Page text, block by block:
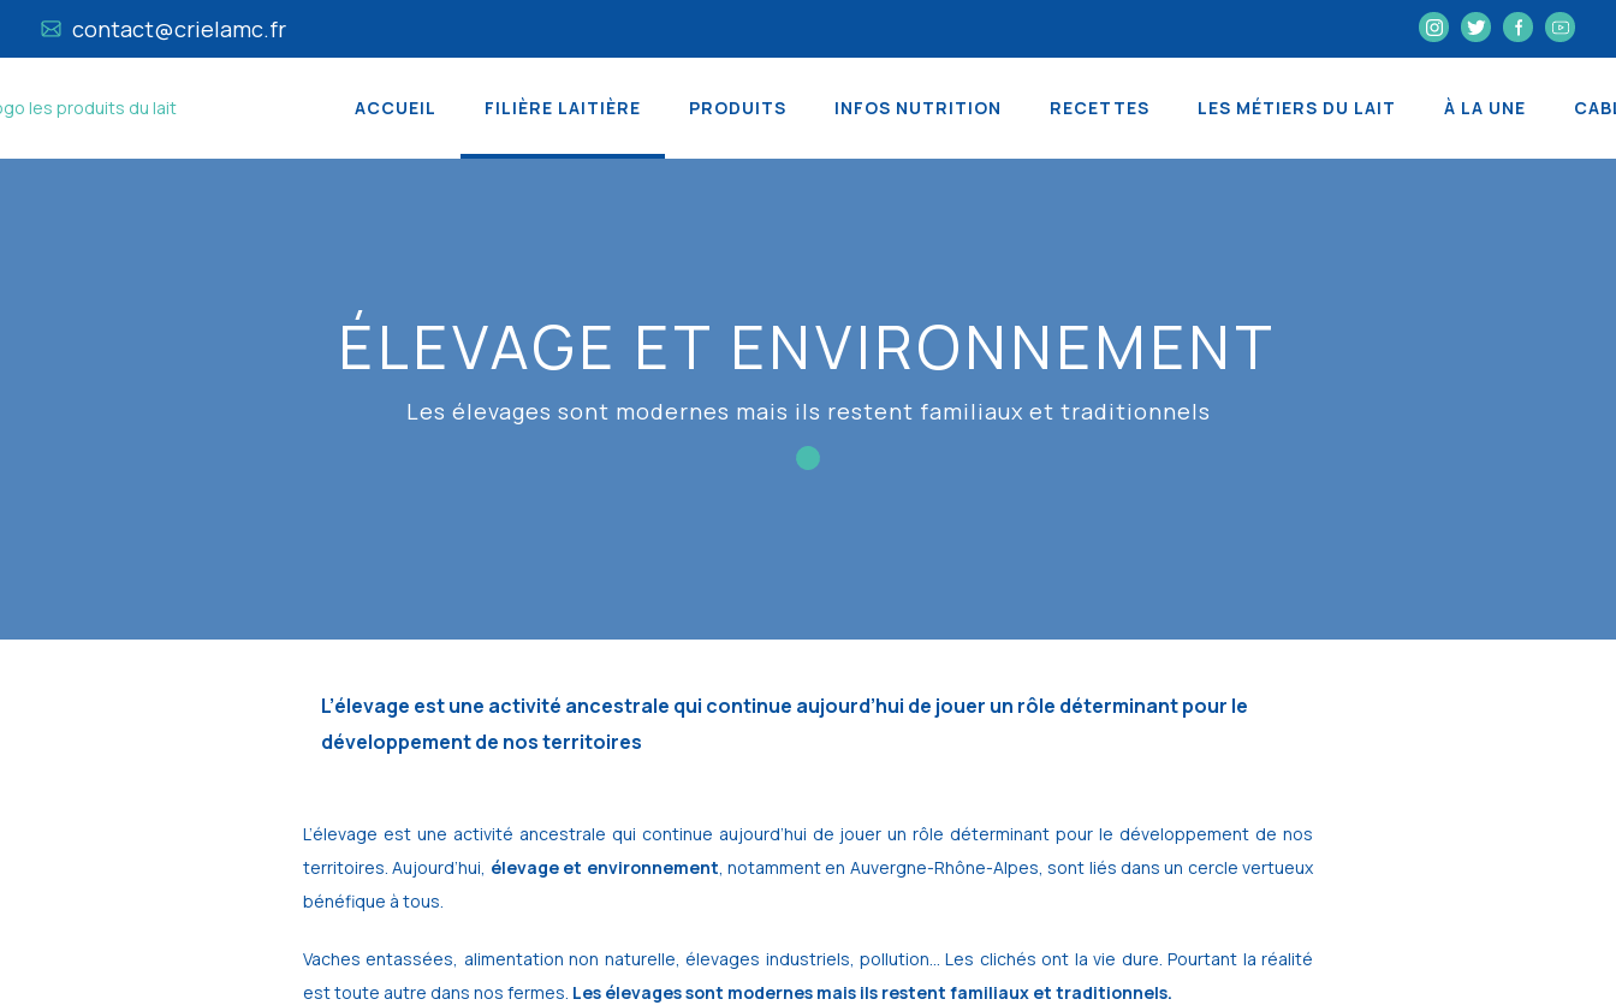
contact@crielamc.fr
ACCUEIL FILIÈRE LAITIÈRE PRODUITS INFOS NUTRITION RECETTES LES MÉTIERS DU LAIT À LA UNE
ÉLEVAGE ET ENVIRONNEMENT
Les élevages sont modernes mais ils restent familiaux et traditionnels
L’élevage est une activité ancestrale qui continue aujourd’hui de jouer un rôle déterminant pour le
développement de nos territoires
L’élevage est une activité ancestrale qui continue aujourd’hui de jouer un rôle déterminant pour le développement de nos
territoires. Aujourd’hui, élevage et environnement, notamment en Auvergne-Rhône-Alpes, sont liés dans un cercle vertueux
bénéfique à tous.
Vaches entassées, alimentation non naturelle, élevages industriels, pollution… Les clichés ont la vie dure. Pourtant la réalité
est toute autre dans nos fermes. Les élevages sont modernes mais ils restent familiaux et traditionnels.